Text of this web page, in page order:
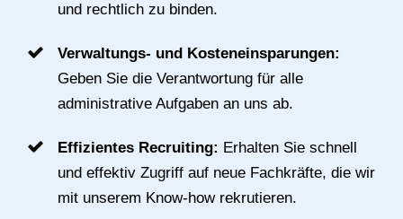
und rechtlich zu binden.
Verwaltungs- und Kosteneinsparungen:
Geben Sie die Verantwortung für alle
administrative Aufgaben an uns ab.
Effizientes Recruiting: Erhalten Sie schnell
und effektiv Zugriff auf neue Fachkräfte, die wir
mit unserem Know-how rekrutieren.